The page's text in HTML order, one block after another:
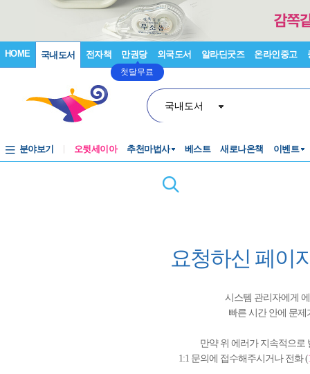
HOME 국내도서 전자책 만권당
첫달무료
외국도서 알라딘굿즈 온라인중고
국내도서
분야보기 오뒷세이아 추천마법사 베스트 새로나온책 이벤트
요청하신 페이
시스템 관리자에게
빠른 시간 안에 문
만약 위 에러가 지속적으로
1:1 문의에 접수해주시거나 전화 (